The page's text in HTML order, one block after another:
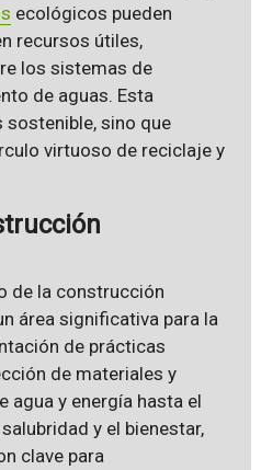
ecológicos pueden
recursos útiles,
los sistemas de
de aguas. Esta
sostenible, sino que
virtuoso de reciclaje y
de la construcción
área significativa para la
de prácticas
de materiales y
agua y energía hasta el
y el bienestar,
clave para